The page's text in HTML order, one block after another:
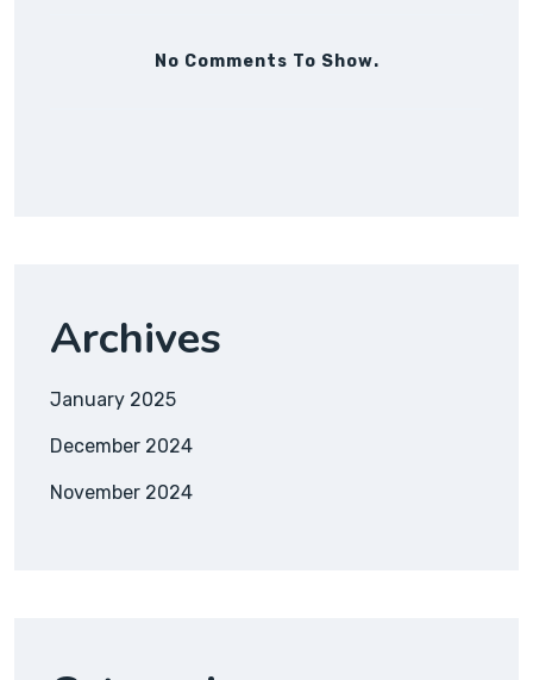
No Comments To Show.
Archives
January 2025
December 2024
November 2024